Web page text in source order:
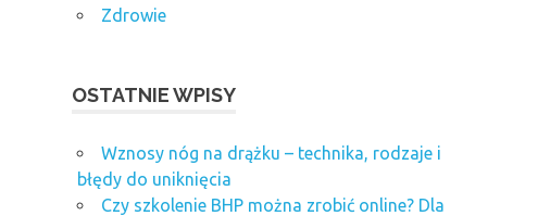
Zdrowie
OSTATNIE WPISY
Wznosy nóg na drążku – technika, rodzaje i
błędy do uniknięcia
Czy szkolenie BHP można zrobić online? Dla